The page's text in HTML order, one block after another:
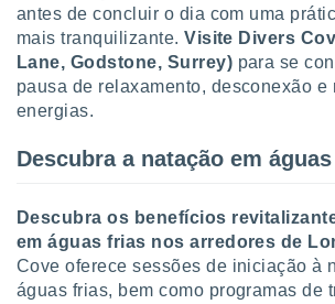
a
site
caso,
de que
navegação
o
ou
antes de concluir o dia com uma
mais tranquilizante.Visite Divers
Lane, Godstone, Surrey) para se
pausa de relaxamento, desconexão e
energias.
Descubra a natação em
Descubra os benefícios
em águas frias nos arredores de
Cove oferece sessões de iniciação à
águas frias, bem como programas de